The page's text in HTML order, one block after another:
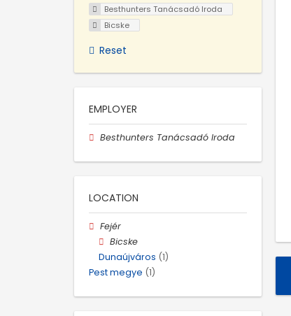
Besthunters Tanácsadó Iroda
Bicske
Reset
EMPLOYER
Besthunters Tanácsadó Iroda
LOCATION
Fejér
Bicske
Dunaújváros (1)
Pest megye (1)